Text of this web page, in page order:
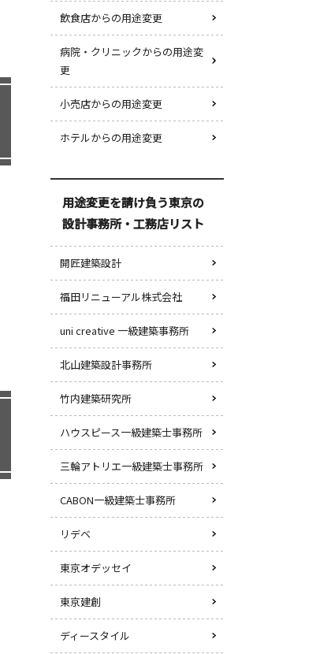
飲食店からの用途変更
病院・クリニックからの用途変
更
小売店からの用途変更
ホテルからの用途変更
用途変更を請け負う東京の
設計事務所・工務店リスト
開匠建築設計
福田リニューアル株式会社
uni creative 一級建築事務所
北山建築設計事務所
竹内建築研究所
ハウスピース一級建築士事務所
三輪アトリエ一級建築士事務所
CABON一級建築士事務所
リデベ
東京オデッセイ
東京建創
ディースタイル